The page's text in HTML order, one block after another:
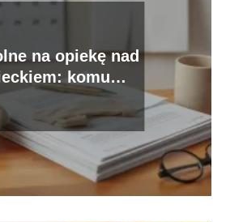
na opiekę nad
komu
i jak złożyć
wniosek